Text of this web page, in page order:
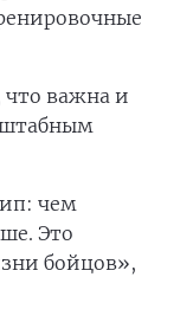
что важна и
чем
Это
бойцов»,